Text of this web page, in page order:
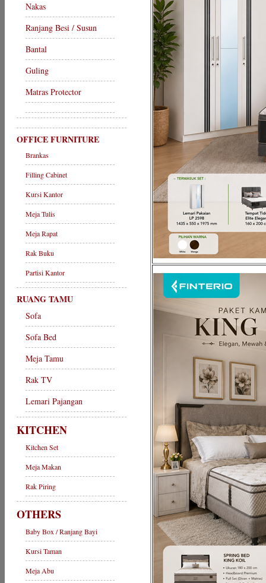
Nakas
Ranjang Besi / Susun
Bantal
Guling
Matras Protector
OFFICE FURNITURE
Brankas
Filling Cabinet
Kursi Kantor
Meja Tulis
Meja Rapat
Rak Buku
Partisi Kantor
RUANG TAMU
Sofa
Sofa Bed
Meja Tamu
Rak TV
Lemari Pajangan
KITCHEN
Kitchen Set
Meja Makan
Rak Piring
OTHERS
Baby Box / Ranjang Bayi
Kursi Taman
Meja Abu